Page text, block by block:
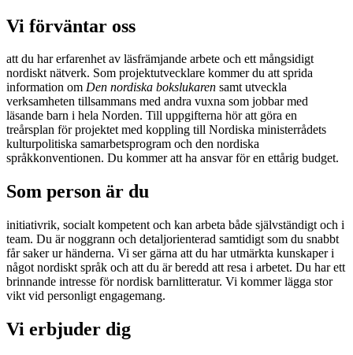
Vi förväntar oss
att du har erfarenhet av läsfrämjande arbete och ett mångsidigt
nordiskt nätverk. Som projektutvecklare kommer du att sprida
information om Den nordiska bokslukaren samt utveckla
verksamheten tillsammans med andra vuxna som jobbar med
läsande barn i hela Norden. Till uppgifterna hör att göra en
treårsplan för projektet med koppling till Nordiska ministerrådets
kulturpolitiska samarbetsprogram och den nordiska
språkkonventionen. Du kommer att ha ansvar för en ettårig budget.
Som person är du
initiativrik, socialt kompetent och kan arbeta både självständigt och i
team. Du är noggrann och detaljorienterad samtidigt som du snabbt
får saker ur händerna. Vi ser gärna att du har utmärkta kunskaper i
något nordiskt språk och att du är beredd att resa i arbetet. Du har ett
brinnande intresse för nordisk barnlitteratur. Vi kommer lägga stor
vikt vid personligt engagemang.
Vi erbjuder dig